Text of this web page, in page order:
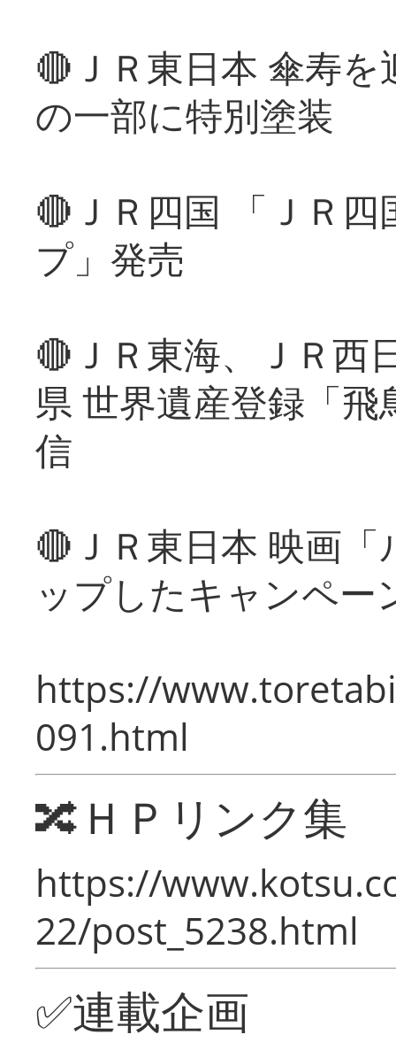
🔴ＪＲ東日本 傘寿
の一部に特別塗装
🔴ＪＲ四国 「ＪＲ
プ」発売
🔴ＪＲ東海、ＪＲ西
県 世界遺産登録「
信
🔴ＪＲ東日本 映画
ップしたキャンペー
https://
091.html
🔀ＨＰリンク集
https://
22/post_5238.html
✅連載企画